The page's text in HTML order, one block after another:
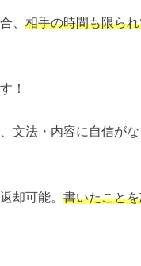
、 相手の時間も限ら
！
文法・内容に自信が
却可能。 書いたこと